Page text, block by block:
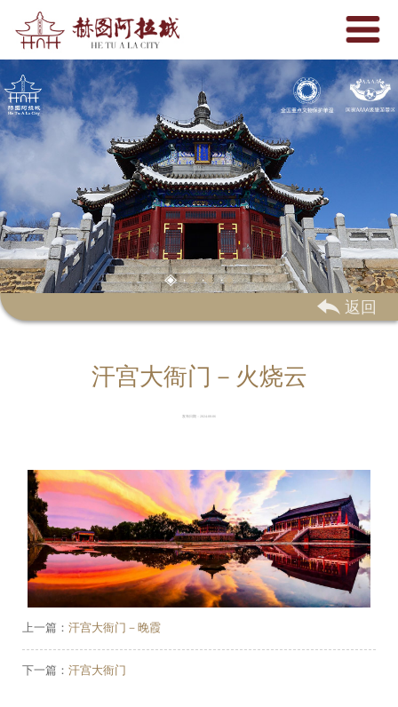
 返回
汗宫大衙门－火烧云
发布日期：2024-08-06
上一篇： 汗宫大衙门－晚霞
下一篇： 汗宫大衙门